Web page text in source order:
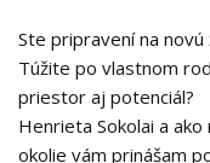
Ste pripravení na novú
Túžite po vlastnom
priestor aj potenciál?
Henrieta Sokolai a
okolie vám prinášam